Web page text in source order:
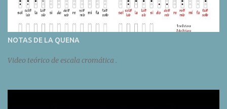
NOTAS DE LA QUENA
Video teórico de escala cromática .